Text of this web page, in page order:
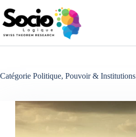
au
contenu
Catégorie Politique, Pouvoir & Institutions